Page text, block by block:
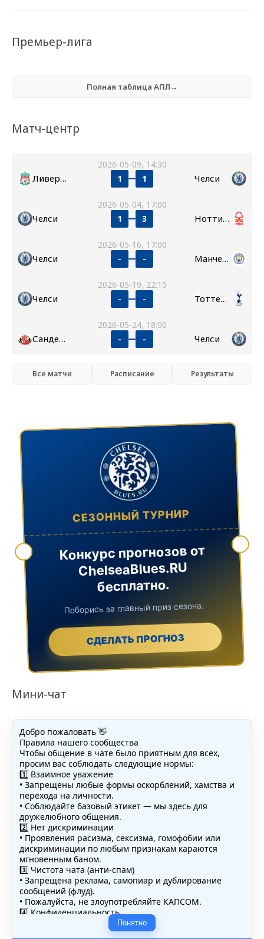
Премьер-лига
Полная таблица АПЛ→
Матч-центр
2026-05-09, 14:30
Ливерпуль 1 1 Челси
2026-05-04, 17:00
Челси 1 3 Ноттингем Форест
2026-05-16, 17:00
Челси - - Манчестер Сити
2026-05-19, 22:15
Челси - - Тоттенхэм
2026-05-24, 18:00
Сандерленд - - Челси
Все матчи Расписание Результаты
СЕЗОННЫЙ ТУРНИР
Конкурс прогнозов от
ChelseaBlues.RU
бесплатно.
Поборись за главный приз сезона.
СДЕЛАТЬ ПРОГНОЗ
Мини-чат
Добро пожаловать 👋
Правила нашего сообщества
Чтобы общение в чате было приятным для всех,
просим вас соблюдать следующие нормы:
1️⃣ Взаимное уважение
• Запрещены любые формы оскорблений, хамства и
перехода на личности.
• Соблюдайте базовый этикет — мы здесь для
дружелюбного общения.
2️⃣ Нет дискриминации
• Проявления расизма, сексизма, гомофобии или
дискриминации по любым признакам караются
мгновенным баном.
3️⃣ Чистота чата (анти-спам)
• Запрещена реклама, самопиар и дублирование
сообщений (флуд).
• Пожалуйста, не злоупотребляйте КАПСОМ.
4️⃣ Конфиденциальность
• Не публикуйте личные данные — свои или чужие
(телефоны, адреса, документы).
Понятно